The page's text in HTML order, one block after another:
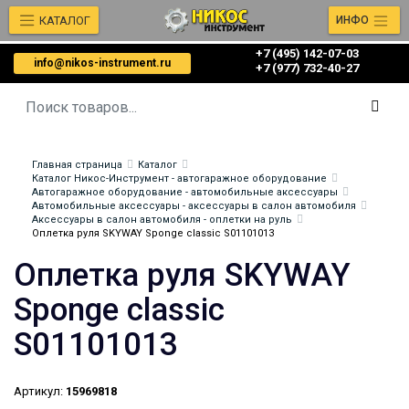
info@nikos-instrument.ru
+7 (495) 142-07-03
‎‎+7 (977) 732-40-27
КАТАЛОГ ИНФО
Главная страница
Каталог
Каталог Никос-Инструмент - автогаражное оборудование
Автогаражное оборудование - автомобильные аксессуары
Автомобильные аксессуары - аксессуары в салон автомобиля
Аксессуары в салон автомобиля - оплетки на руль
Оплетка руля SKYWAY Sponge classic S01101013
Оплетка руля SKYWAY
Sponge classic
S01101013
Артикул: 15969818